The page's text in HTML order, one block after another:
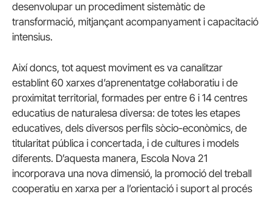
desenvolupar un procediment sistemàtic de
transformació, mitjançant acompanyament i capacitació
intensius.
Així doncs, tot aquest moviment es va canalitzar
establint 60 xarxes d’aprenentatge col·laboratiu i de
proximitat territorial, formades per entre 6 i 14 centres
educatius de naturalesa diversa: de totes les etapes
educatives, dels diversos perfils sòcio-econòmics, de
titularitat pública i concertada, i de cultures i models
diferents. D’aquesta manera, Escola Nova 21
incorporava una nova dimensió, la promoció del treball
cooperatiu en xarxa per a l’orientació i suport al procés